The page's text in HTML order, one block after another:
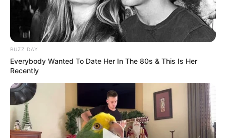
Mucsi Zoltán szívszorító búcsúja
BUZZ DAY
Everybody Wanted To Date Her In The 80s & This Is Her
Recently